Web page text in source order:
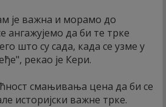
је важна и морамо до
ангажујемо да би те трке
што су сада, када се узме у
рекао је Кери.
смањивања цена да би се
историјски важне трке.